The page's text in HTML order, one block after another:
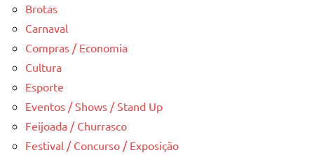
Brotas
Carnaval
Compras / Economia
Cultura
Esporte
Eventos / Shows / Stand Up
Feijoada / Churrasco
Festival / Concurso / Exposição